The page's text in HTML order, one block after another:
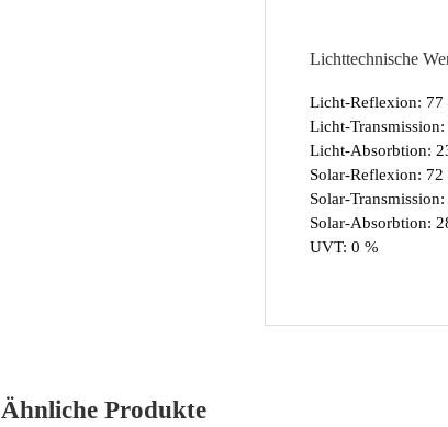
Lichttechnische
Licht-Reflexion: 77
Licht-Transmission:
Licht-Absorbtion:
Solar-Reflexion: 72
Solar-
Solar-Absorbtion:
UVT: 0 %
Ähnliche Produkte